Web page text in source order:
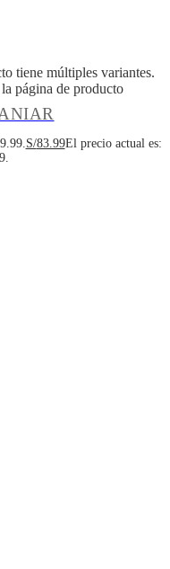
tiene múltiples variantes.
página de producto
S/83.99El precio actual es: